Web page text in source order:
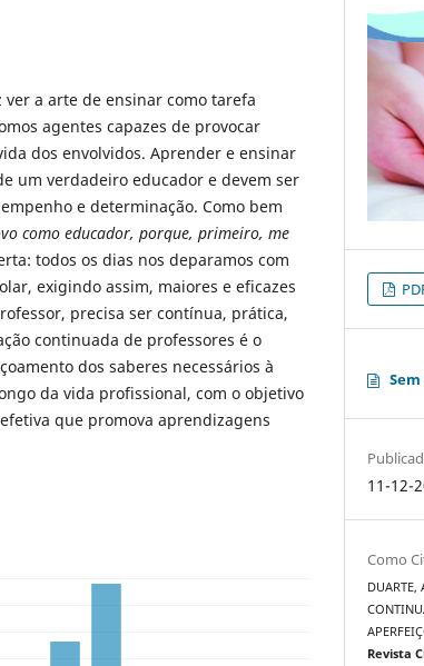
a arte de ensinar como tarefa
agentes capazes de provocar
dos envolvidos. Aprender e ensinar
um verdadeiro educador e devem ser
e determinação. Como bem
como educador, porque, primeiro, me
todos os dias nos deparamos com
exigindo assim, maiores e eficazes
precisa ser contínua, prática,
continuada de professores é o
dos saberes necessários à
da vida profissional, com o objetivo
que promova aprendizagens
11-12-
Como
Revista